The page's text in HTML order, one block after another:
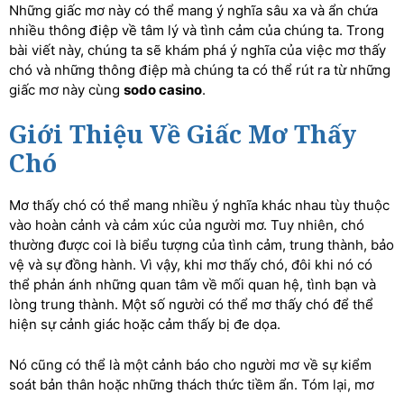
Những giấc mơ này có thể mang ý nghĩa sâu xa và ẩn chứa
nhiều thông điệp về tâm lý và tình cảm của chúng ta. Trong
bài viết này, chúng ta sẽ khám phá ý nghĩa của việc mơ thấy
chó và những thông điệp mà chúng ta có thể rút ra từ những
giấc mơ này cùng sodo casino.
Giới Thiệu Về Giấc Mơ Thấy
Chó
Mơ thấy chó có thể mang nhiều ý nghĩa khác nhau tùy thuộc
vào hoàn cảnh và cảm xúc của người mơ. Tuy nhiên, chó
thường được coi là biểu tượng của tình cảm, trung thành, bảo
vệ và sự đồng hành. Vì vậy, khi mơ thấy chó, đôi khi nó có
thể phản ánh những quan tâm về mối quan hệ, tình bạn và
lòng trung thành. Một số người có thể mơ thấy chó để thể
hiện sự cảnh giác hoặc cảm thấy bị đe dọa.
Nó cũng có thể là một cảnh báo cho người mơ về sự kiểm
soát bản thân hoặc những thách thức tiềm ẩn. Tóm lại, mơ